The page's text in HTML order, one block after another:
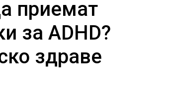
приемат
за ADHD?
здраве